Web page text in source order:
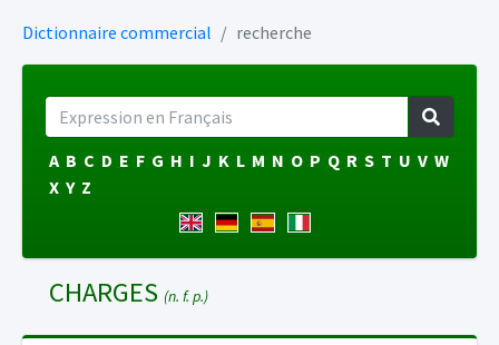
Dictionnaire commercial recherche
A B C D E F G H I J K L M N O P Q R S T U V W
X Y Z
CHARGES (n. f. p.)